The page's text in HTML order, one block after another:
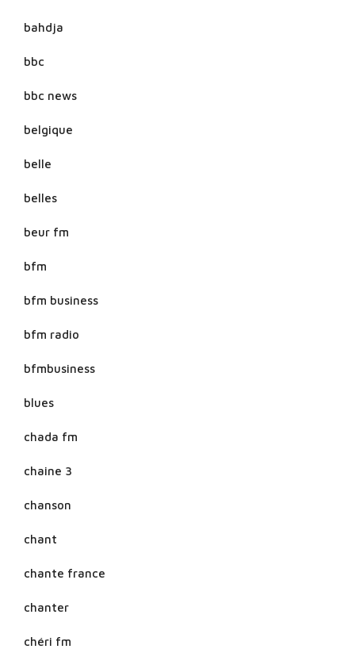
bahdja
bbc
bbc news
belgique
belle
belles
beur fm
bfm
bfm business
bfm radio
bfmbusiness
blues
chada fm
chaine 3
chanson
chant
chante france
chanter
chéri fm